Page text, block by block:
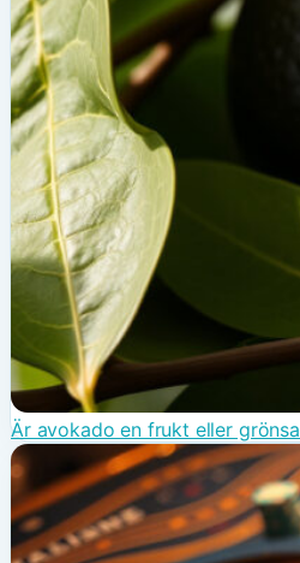
Är avokado en frukt eller